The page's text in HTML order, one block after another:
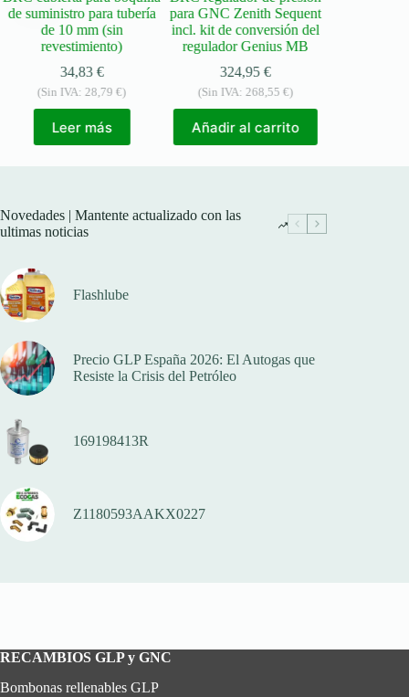
de suministro para tubería
de 10 mm (sin
revestimiento)
34,83 €
(Sin IVA:28,79€)
Leer más
para GNC Zenith Sequent
incl. kit de conversión del
regulador Genius MB
324,95 €
(Sin IVA: 268,55 €)
Añadir al carrito
Novedades | Mantente actualizado con las
ultimas noticias
Flashlube
Precio GLP España 2026: El Autogas que
Resiste la Crisis del Petróleo
169198413R
Z1180593AAKX0227
RECAMBIOS GLP y GNC
Bombonas rellenables GLP